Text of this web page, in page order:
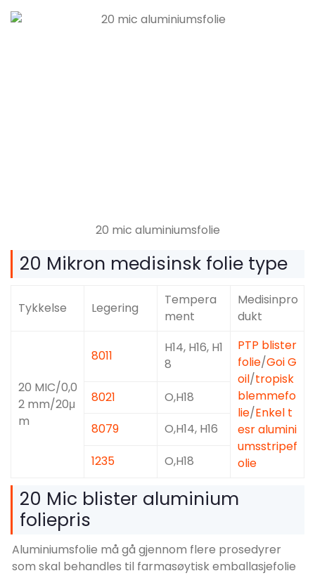
20 mic aluminiumsfolie
20 Mikron medisinsk folie type
Tykkelse Legering
Tempera
ment
Medisinpro
dukt
20 MIC/0,0
2 mm/20μ
m
8011
H14, H16, H1
8
PTP blister
folie/Goi G
oil/tropisk
blemmefo
lie/Enkel t
esr alumini
umsstripef
olie
8021
O,H18
8079
O,H14, H16
1235
O,H18
20 Mic blister aluminium
foliepris
Aluminiumsfolie må gå gjennom flere prosedyrer
som skal behandles til farmasøytisk emballasjefolie